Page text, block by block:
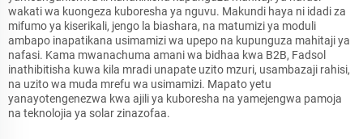
wakati wa kuongeza kuboresha ya nguvu. Makundi haya ni idadi za
mifumo ya kiserikali, jengo la biashara, na matumizi ya moduli
ambapo inapatikana usimamizi wa upepo na kupunguza mahitaji ya
nafasi. Kama mwanachuma amani wa bidhaa kwa B2B, Fadsol
inathibitisha kuwa kila mradi unapate uzito mzuri, usambazaji rahisi,
na uzito wa muda mrefu wa usimamizi. Mapato yetu
yanayotengenezwa kwa ajili ya kuboresha na yamejengwa pamoja
na teknolojia ya solar zinazofaa.